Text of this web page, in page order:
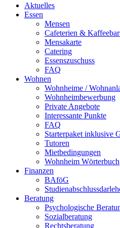
Aktuelles
Essen
Mensen
Cafeterien &
Mensakarte
Catering
Essenszuschuss
FAQ
Wohnen
Wohnheime /
Wohnheimbewerbung
Private Angebote
Interessante Punkte
FAQ
Starterpaket inklusive
Tutoren
Mietbedingungen
Wohnheim Wörterbuch
Finanzen
BAföG
Beratung
Psychologische
Sozialberatung
Rechtsberatung